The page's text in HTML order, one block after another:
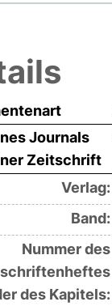
Journals
Zeitschrift
Verlag:
Band:
Nummer des
des Kapitels: